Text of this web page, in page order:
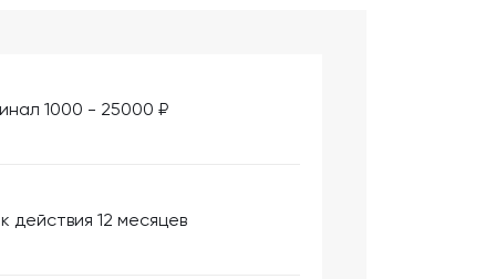
1000 - 25000 ₽
действия 12 месяцев